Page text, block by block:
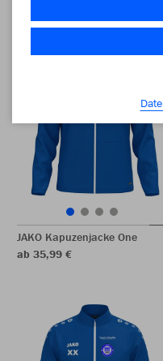
JAKO Kapuzenjacke One
ab 35,99 €